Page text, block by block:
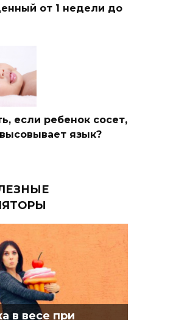
от 1 недели до
если ребенок сосет,
язык?
в весе при